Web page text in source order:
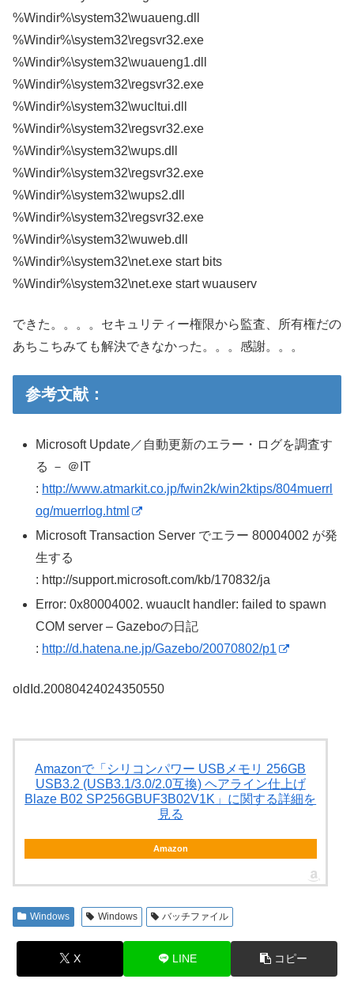
%Windir%\system32\wuaueng.dll
%Windir%\system32\regsvr32.exe
%Windir%\system32\wuaueng1.dll
%Windir%\system32\regsvr32.exe
%Windir%\system32\wucltui.dll
%Windir%\system32\regsvr32.exe
%Windir%\system32\wups.dll
%Windir%\system32\regsvr32.exe
%Windir%\system32\wups2.dll
%Windir%\system32\regsvr32.exe
%Windir%\system32\wuweb.dll
%Windir%\system32\net.exe start bits
%Windir%\system32\net.exe start wuauserv
できた。。。。セキュリティー権限から監査、所有権だの
あちこちみても解決できなかった。。。感謝。。。
参考文献：
Microsoft Update／自動更新のエラー・ログを調査す
る － ＠IT
: http://www.atmarkit.co.jp/fwin2k/win2ktips/804muerrl
og/muerrlog.html
Microsoft Transaction Server でエラー 80004002 が発
生する
: http://support.microsoft.com/kb/170832/ja
Error: 0x80004002. wuauclt handler: failed to spawn
COM server – Gazeboの日記
: http://d.hatena.ne.jp/Gazebo/20070802/p1
oldId.20080424024350550
Amazonで「シリコンパワー USBメモリ 256GB
USB3.2 (USB3.1/3.0/2.0互換) ヘアライン仕上げ
Blaze B02 SP256GBUF3B02V1K」に関する詳細を
見る
Amazon
Windows Windows バッチファイル
X LINE コピー